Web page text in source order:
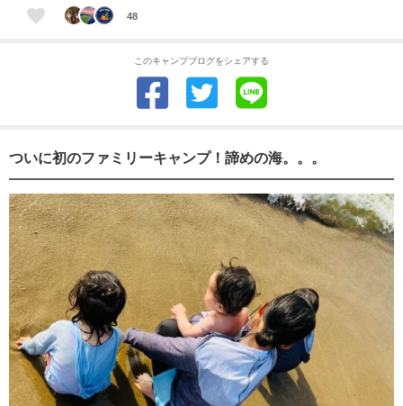
48
このキャンプブログをシェアする
ついに初のファミリーキャンプ！諦めの海。。。